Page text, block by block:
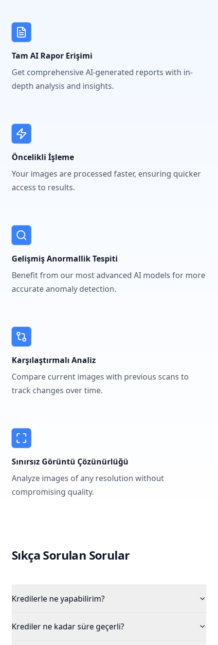
Tam AI Rapor Erişimi
Get comprehensive AI-generated reports with in-
depth analysis and insights.
Öncelikli İşleme
Your images are processed faster, ensuring quicker
access to results.
Gelişmiş Anormallik Tespiti
Benefit from our most advanced AI models for more
accurate anomaly detection.
Karşılaştırmalı Analiz
Compare current images with previous scans to
track changes over time.
Sınırsız Görüntü Çözünürlüğü
Analyze images of any resolution without
compromising quality.
Sıkça Sorulan Sorular
Kredilerle ne yapabilirim?
Krediler ne kadar süre geçerli?